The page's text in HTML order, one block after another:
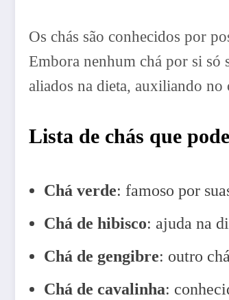
Os chás são conhecidos por
Embora nenhum chá por si só
aliados na dieta, auxiliando no
Lista de chás que
Chá verde: famoso por
Chá de hibisco: ajuda na
Chá de gengibre: outro
Chá de cavalinha: